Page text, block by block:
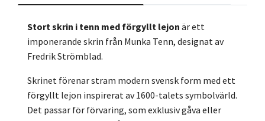
Stort skrin i tenn med förgyllt lejon är ett
imponerande skrin från Munka Tenn, designat av
Fredrik Strömblad.
Skrinet förenar stram modern svensk form med ett
förgyllt lejon inspirerat av 1600-talets symbolvärld.
Det passar för förvaring, som exklusiv gåva eller